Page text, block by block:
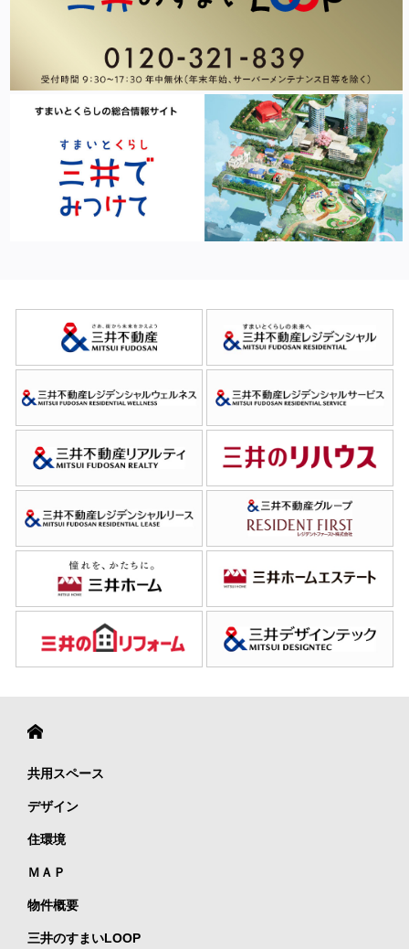
共用スペース
デザイン
住環境
ＭＡＰ
物件概要
三井のすまいLOOP